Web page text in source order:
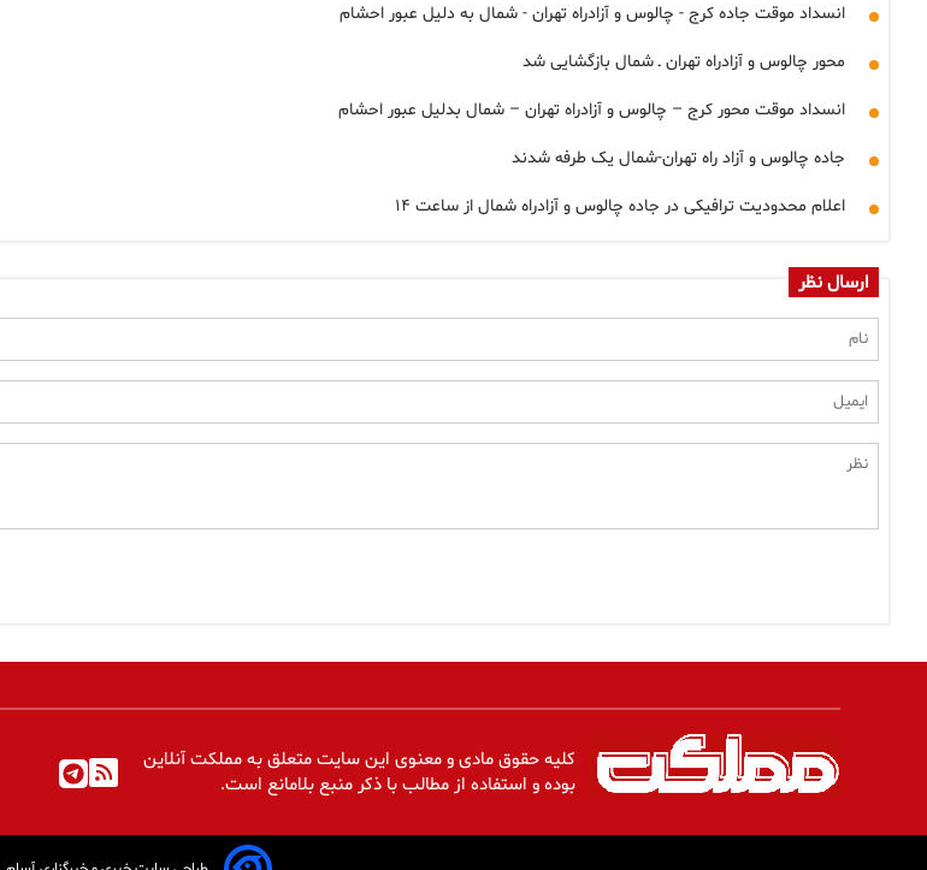
انسداد موقت جاده کرج - چالوس و آزادراه تهران - شمال به دلیل عبور احشام
محور چالوس و آزادراه تهران ـ شمال بازگشایی شد
انسداد موقت محور کرج – چالوس و آزادراه تهران – شمال بدلیل عبور احشام
جاده چالوس و آزاد راه تهران-شمال یک طرفه شدند
اعلام محدودیت ترافیکی در جاده چالوس و آزادراه شمال از ساعت ۱۴
ارسال نظر
کلیه حقوق مادی و معنوی این سایت متعلق به مملکت آنلاین
بوده و استفاده از مطالب با ذکر منبع بلامانع است.